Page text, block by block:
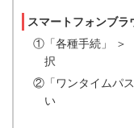
スマートフォンブ
①「各種手続」 ＞
択
②「ワンタイムパ
い